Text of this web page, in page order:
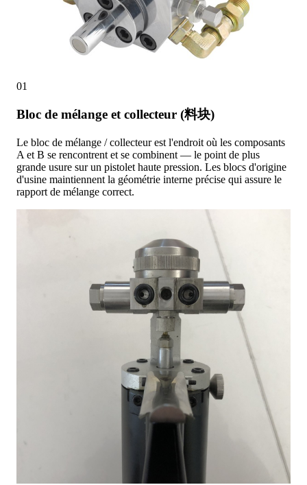
01
Bloc de mélange et collecteur (料块)
Le bloc de mélange / collecteur est l'endroit où les composants
A et B se rencontrent et se combinent — le point de plus
grande usure sur un pistolet haute pression. Les blocs d'origine
d'usine maintiennent la géométrie interne précise qui assure le
rapport de mélange correct.